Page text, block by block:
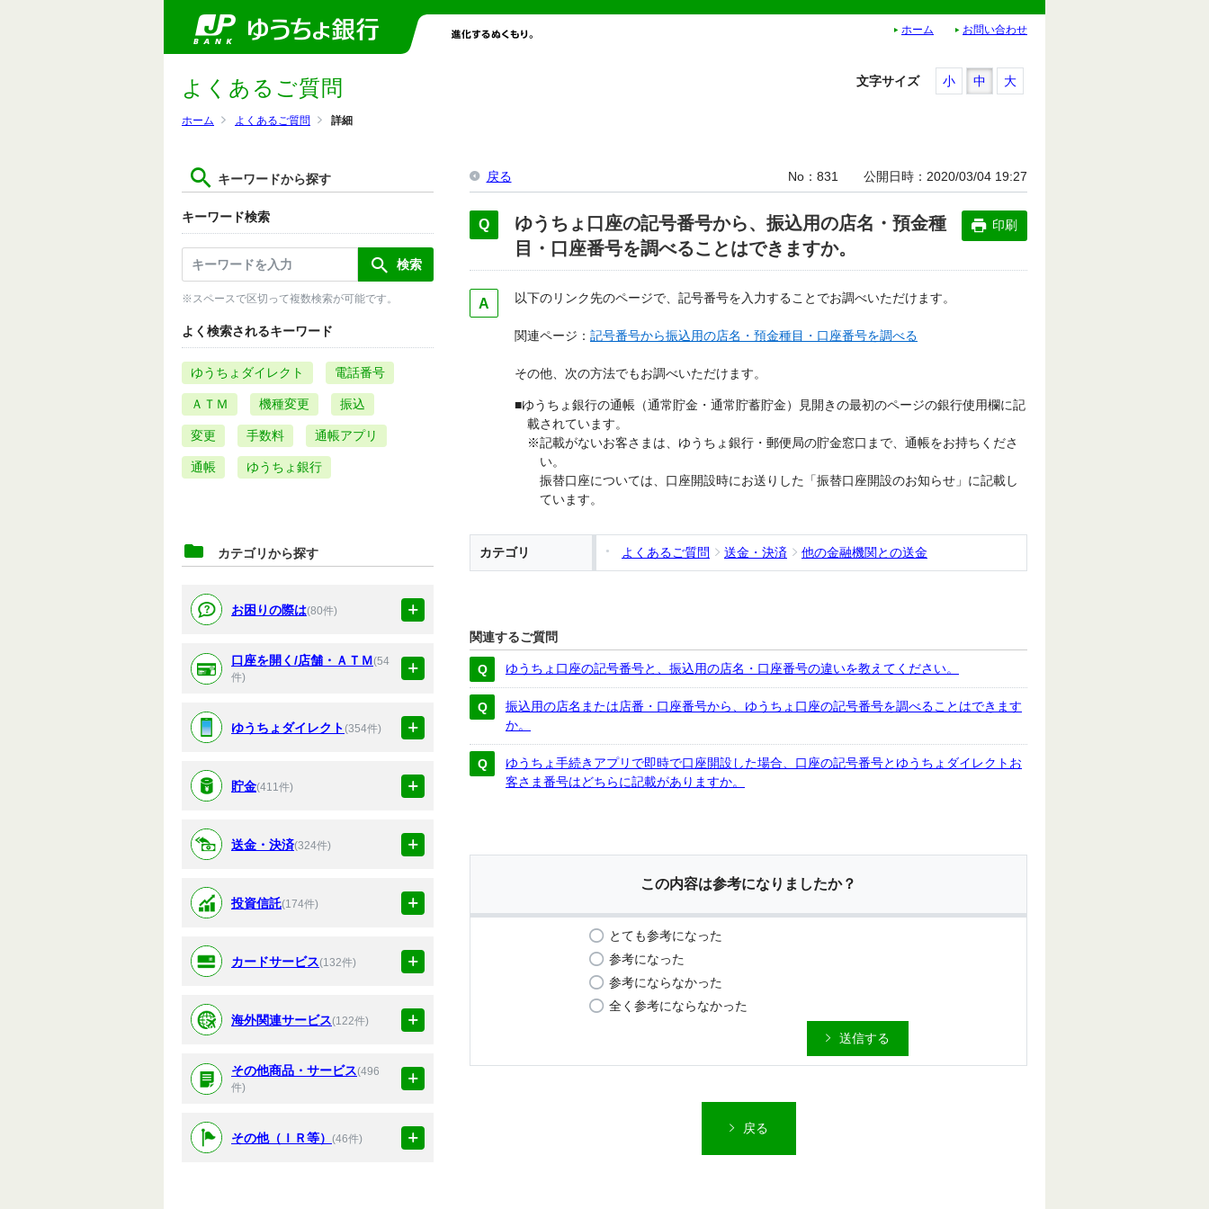
ホーム お問い合わせ
ホーム よくあるご質問 詳細
よくあるご質問
キーワードから探す
キーワード検索
※スペースで区切って複数検索が可能です。
よく検索されるキーワード
ゆうちょダイレクト 電話番号
ＡＴＭ 機種変更 振込
変更 手数料 通帳アプリ
通帳 ゆうちょ銀行
カテゴリから探す
お困りの際は(80件)
口座を開く/店舗・ＡＴＭ(54
件)
ゆうちょダイレクト(354件)
貯金(411件)
送金・決済(324件)
投資信託(174件)
カードサービス(132件)
海外関連サービス(122件)
その他商品・サービス(496
件)
その他（ＩＲ等） (46件)
文字サイズ 小 中 大
戻る No 831 公開日時 2020/03/04 19:27
ゆうちょ口座の記号番号から、振込用の店名・預金種
目・口座番号を調べることはできますか。
印刷
以下のリンク先のページで、記号番号を入力することでお調べいただけます。
関連ページ： 記号番号から振込用の店名・預金種目・口座番号を調べる
その他、次の方法でもお調べいただけます。
■ゆうちょ銀行の通帳（通常貯金・通常貯蓄貯金）見開きの最初のページの銀行使用欄に記
載されています。
※記載がないお客さまは、ゆうちょ銀行・郵便局の貯金窓口まで、通帳をお持ちくださ
い。
振替口座については、口座開設時にお送りした「振替口座開設のお知らせ」に記載し
ています。
カテゴリ よくあるご質問 送金・決済 他の金融機関との送金
関連するご質問
ゆうちょ口座の記号番号と、振込用の店名・口座番号の違いを教えてください。
振込用の店名または店番・口座番号から、ゆうちょ口座の記号番号を調べることはできます
か。
ゆうちょ手続きアプリで即時で口座開設した場合、口座の記号番号とゆうちょダイレクトお
客さま番号はどちらに記載がありますか。
この内容は参考になりましたか？
とても参考になった
参考になった
参考にならなかった
全く参考にならなかった
送信する
戻る